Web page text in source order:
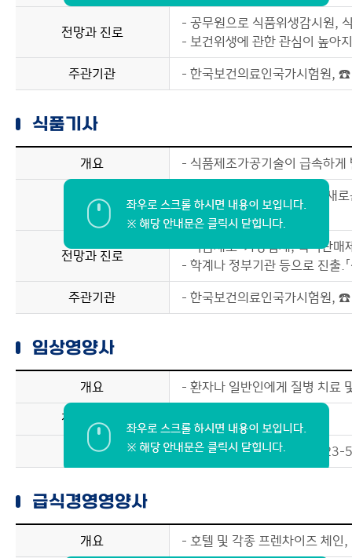
전망과 진로
- 공무원으로 식품위생감시원,
- 보건위생에 관한 관심이 높아
주관기관
- 한국보건의료인국가시험원
식품기사
개요 - 식품제조가공기술이 급속하
수행업무
- 식품재료의 선택에서부터 새
업무를 수행
전망과 진로
- 식품제조·가공업체, 즉석판매
- 학계나 정부기관 등으로 진출.
주관기관
- 한국보건의료인국가시험원
임상영양사
개요
- 환자나 일반인에게 질병 치료
전망과 진로
- 병원
주관기관
- 대한영양사협회, ☎ 02-
급식경영영양사
개요
- 호텔 및 각종 프렌차이즈 체인